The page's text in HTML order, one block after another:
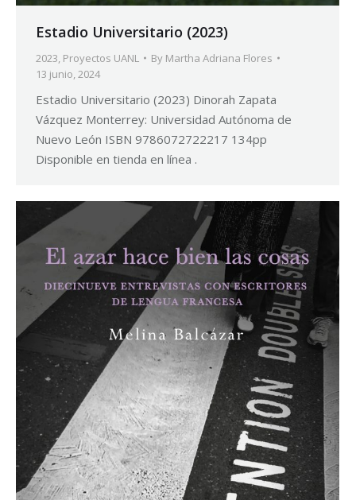
Estadio Universitario (2023)
2023, Proyectos UANL By Martha Adriana Flores
13 junio, 2024
Estadio Universitario (2023) Dinorah Zapata
Vázquez Monterrey: Universidad Autónoma de
Nuevo León ISBN 9786072722217 134pp
Disponible en tienda en línea .